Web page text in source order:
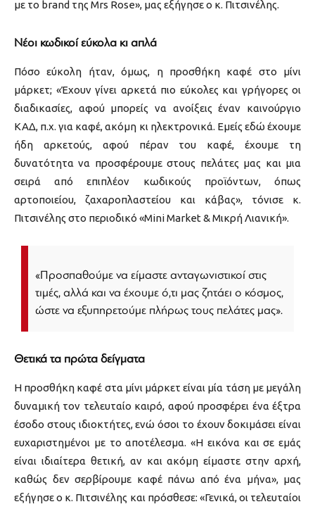
με το brand της Mrs Rose», μας εξήγησε ο κ. Πιτσινέλης.
Νέοι κωδικοί εύκολα κι απλά
Πόσο εύκολη ήταν, όμως, η προσθήκη καφέ στο μίνι
μάρκετ; «Έχουν γίνει αρκετά πιο εύκολες και γρήγορες οι
διαδικασίες, αφού μπορείς να ανοίξεις έναν καινούργιο
ΚΑΔ, π.χ. για καφέ, ακόμη κι ηλεκτρονικά. Εμείς εδώ έχουμε
ήδη αρκετούς, αφού πέραν του καφέ, έχουμε τη
δυνατότητα να προσφέρουμε στους πελάτες μας και μια
σειρά από επιπλέον κωδικούς προϊόντων, όπως
αρτοποιείου, ζαχαροπλαστείου και κάβας», τόνισε κ.
Πιτσινέλης στο περιοδικό «Mini Market & Μικρή Λιανική».
«Προσπαθούμε να είμαστε ανταγωνιστικοί στις
τιμές, αλλά και να έχουμε ό,τι μας ζητάει ο κόσμος,
ώστε να εξυπηρετούμε πλήρως τους πελάτες μας».
Θετικά τα πρώτα δείγματα
Η προσθήκη καφέ στα μίνι μάρκετ είναι μία τάση με μεγάλη
δυναμική τον τελευταίο καιρό, αφού προσφέρει ένα έξτρα
έσοδο στους ιδιοκτήτες, ενώ όσοι το έχουν δοκιμάσει είναι
ευχαριστημένοι με το αποτέλεσμα. «Η εικόνα και σε εμάς
είναι ιδιαίτερα θετική, αν και ακόμη είμαστε στην αρχή,
καθώς δεν σερβίρουμε καφέ πάνω από ένα μήνα», μας
εξήγησε ο κ. Πιτσινέλης και πρόσθεσε: «Γενικά, οι τελευταίοι